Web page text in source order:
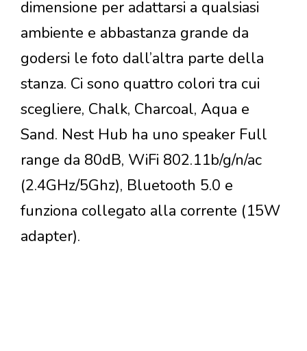
dimensione per adattarsi a qualsiasi
ambiente e abbastanza grande da
godersi le foto dall’altra parte della
stanza. Ci sono quattro colori tra cui
scegliere, Chalk, Charcoal, Aqua e
Sand. Nest Hub ha uno speaker Full
range da 80dB, WiFi 802.11b/g/n/ac
(2.4GHz/5Ghz), Bluetooth 5.0 e
funziona collegato alla corrente (15W
adapter).